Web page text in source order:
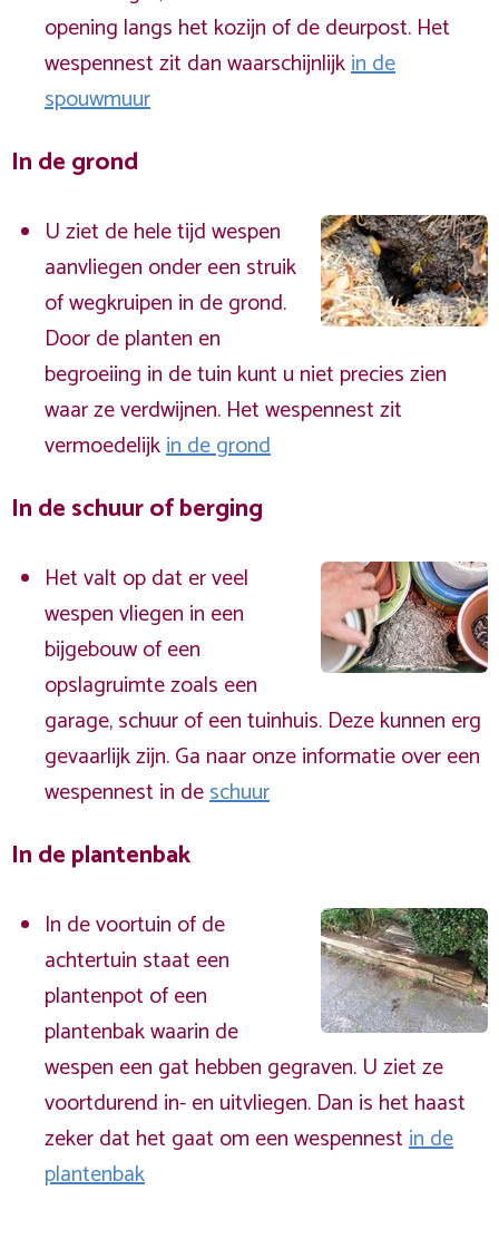
opening langs het kozijn of de deurpost. Het
wespennest zit dan waarschijnlijkin de
spouwmuur
In de grond
U ziet de hele tijd wespen
aanvliegen onder een struik
of wegkruipen in de grond.
Door de planten en
begroeiing in de tuin kunt u niet precies zien
waar ze verdwijnen. Het wespennest zit
vermoedelijkin de grond
In de schuur of berging
Het valt op dat er veel
wespen vliegen in een
bijgebouw of een
opslagruimte zoals een
garage, schuur of een tuinhuis. Deze kunnen erg
gevaarlijk zijn. Ga naar onze informatie over een
wespennest in deschuur
In de plantenbak
In de voortuin of de
achtertuin staat een
plantenpot of een
plantenbak waarin de
wespen een gat hebben gegraven. U ziet ze
voortdurend in- en uitvliegen. Dan is het haast
zeker dat het gaat om een wespennestin de
plantenbak